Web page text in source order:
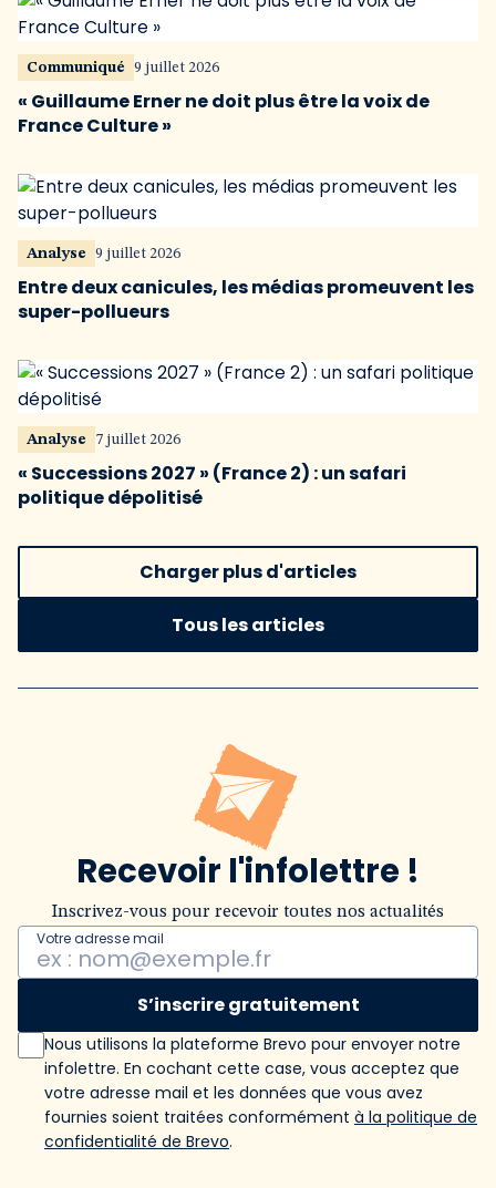
Communiqué 9 juillet 2026
« Guillaume Erner ne doit plus être la voix de
France Culture »
Analyse 9 juillet 2026
Entre deux canicules, les médias promeuvent les
super-pollueurs
Analyse 7 juillet 2026
« Successions 2027 » (France 2) : un safari
politique dépolitisé
Charger plus d'articles
Tous les articles
Recevoir l'infolettre !
Inscrivez-vous pour recevoir toutes nos actualités
Votre adresse mail
S’inscrire gratuitement
Nous utilisons la plateforme Brevo pour envoyer notre
infolettre. En cochant cette case, vous acceptez que
votre adresse mail et les données que vous avez
fournies soient traitées conformément à la politique de
confidentialité de Brevo.